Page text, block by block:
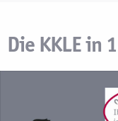
Die KKLE in